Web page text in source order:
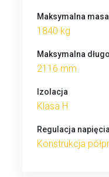
Maksymalna
1840 kg
Maksymalna
2116 mm
Izolacja
Klasa H
Regulacja napięcia
Konstrukcja